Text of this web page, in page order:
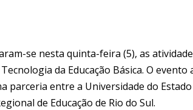
se nesta quinta-feira (5), as
da Educação Básica. O
parceria entre a Universidade do
de Educação de Rio do Sul.